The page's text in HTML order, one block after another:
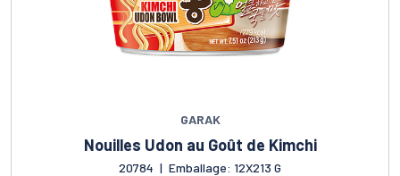
GARAK
Nouilles Udon au Goût de Kimchi
20784 | Emballage: 12X213 G